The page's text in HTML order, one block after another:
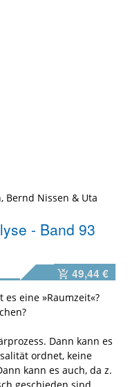
, Bernd Nissen & Uta
- Band 93
49,44 €
es eine »Raumzeit«?
Dann kann es
ordnet, keine
kann es auch, da z.